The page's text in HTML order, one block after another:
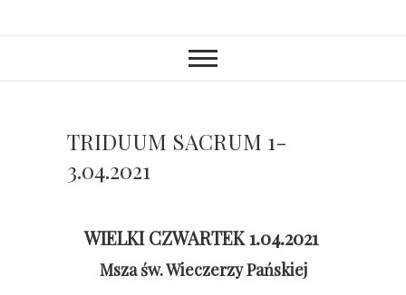
TRIDUUM SACRUM 1-
3.04.2021
WIELKI CZWARTEK 1.04.2021
Msza św. Wieczerzy Pańskiej